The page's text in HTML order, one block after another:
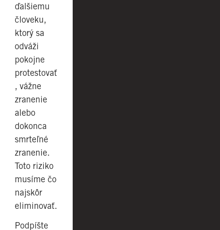
ďalšiemu
človeku,
ktorý sa
odváži
pokojne
protestovať
, vážne
zranenie
alebo
dokonca
smrteľné
zranenie.
Toto riziko
musíme čo
najskôr
eliminovať.
Podpíšte